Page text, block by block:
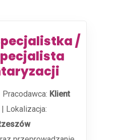
/
Pracodawca: Klient
| Lokalizacja: